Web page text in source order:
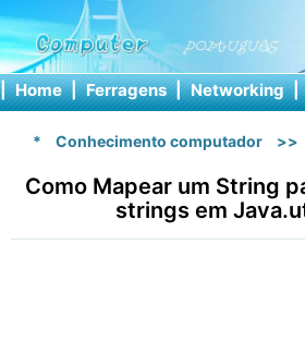
| Home | Ferragens | Networking |
* Conhecimento computador >>
Como Mapear um String
strings em